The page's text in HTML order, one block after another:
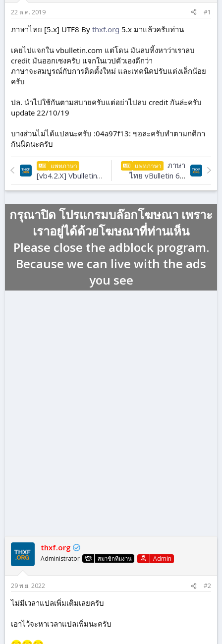
22 ต.ค. 2019 #1
ภาษาไทย [5.x] UTF8 By thxf.org 5.x มาแล้วครับท่าน
เคยไปแจกใน vbulletin.com แต่โดน มันลบทิ้งหาว่าเราลบ
credit มันออกเซงครับ แจกในเวปตัวเองดีกว่า
ภาษาจะสมบูรณ์กับการติดตั้งใหม่ และเทคนิคปรับแต่งเล็กน้อย
ครับ
ปล. นำไปใช้กันตามสบายครับแต่อย่าไปลบ credit กันล่ะครับ
update 22/10/19
บางส่วนไม่ได้แปลนะครับ :04a97f13: ขอละครับทำตามกติกา
กันนิดนะครับ
แพทภาษา
[vb4.2.X] Vbulletin
Thai UTF-8
แพทภาษา
ภาษา
ไทย vBulletin 6.x
UTF-8
กรุณาปิด โปรแกรมบล๊อกโฆษณา เพราะ
เราอยู่ได้ด้วยโฆษณาที่ท่านเห็น
Please close the adblock program.
Because we can live with the ads
you see
thxf.org
Administrator สมาชิกทีมงาน Admin
29 พ.ย. 2022 #2
ไม่มีเวลาแปลเพิ่มเติมเลยครับ
เอาไว้จะหาเวลาแปลเพิ่มนะครับ